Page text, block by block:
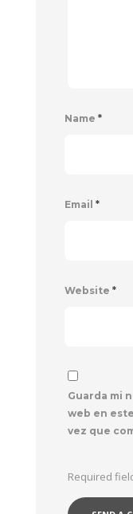
Name *
Email *
Website *
Guarda mi
web en
vez que
Required